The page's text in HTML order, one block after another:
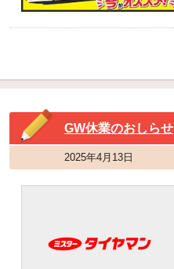
GW休業のおしらせ
2025年4月13日